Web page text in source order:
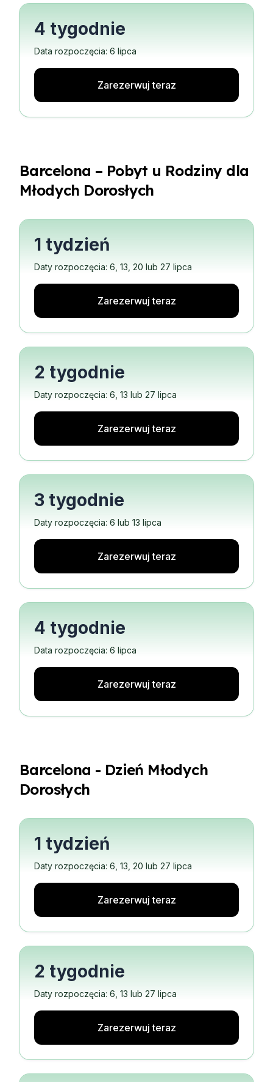
4 tygodnie
Data rozpoczęcia: 6 lipca
Zarezerwuj teraz
Barcelona – Pobyt u Rodziny dla
Młodych Dorosłych
1 tydzień
Daty rozpoczęcia: 6, 13, 20 lub 27 lipca
Zarezerwuj teraz
2 tygodnie
Daty rozpoczęcia: 6, 13 lub 27 lipca
Zarezerwuj teraz
3 tygodnie
Daty rozpoczęcia: 6 lub 13 lipca
Zarezerwuj teraz
4 tygodnie
Data rozpoczęcia: 6 lipca
Zarezerwuj teraz
Barcelona - Dzień Młodych
Dorosłych
1 tydzień
Daty rozpoczęcia: 6, 13, 20 lub 27 lipca
Zarezerwuj teraz
2 tygodnie
Daty rozpoczęcia: 6, 13 lub 27 lipca
Zarezerwuj teraz